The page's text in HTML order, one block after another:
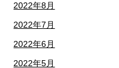
2022年8月
2022年7月
2022年6月
2022年5月